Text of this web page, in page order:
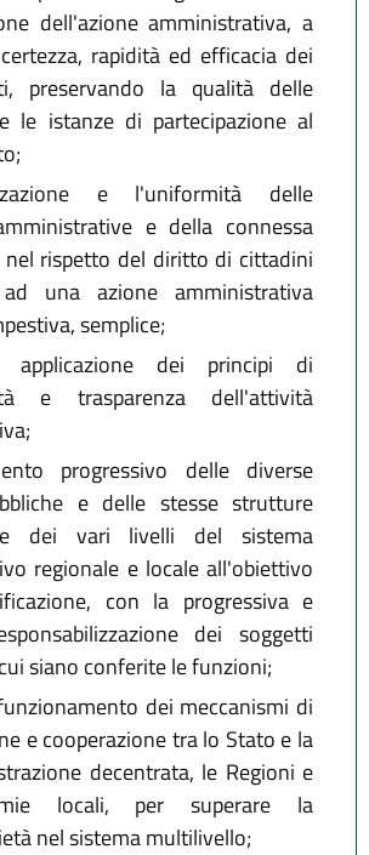
dell'azione amministrativa, a
rapidità ed efficacia dei
preservando la qualità delle
le istanze di partecipazione al
e l'uniformità delle
e della connessa
nel rispetto del diritto di cittadini
una azione amministrativa
semplice;
dei principi di
e trasparenza dell'attività
progressivo delle diverse
e delle stesse strutture
dei vari livelli del sistema
regionale e locale all'obiettivo
con la progressiva e
dei soggetti
siano conferite le funzioni;
dei meccanismi di
e cooperazione tra lo Stato e la
decentrata, le Regioni e
locali, per superare la
nel sistema multilivello;